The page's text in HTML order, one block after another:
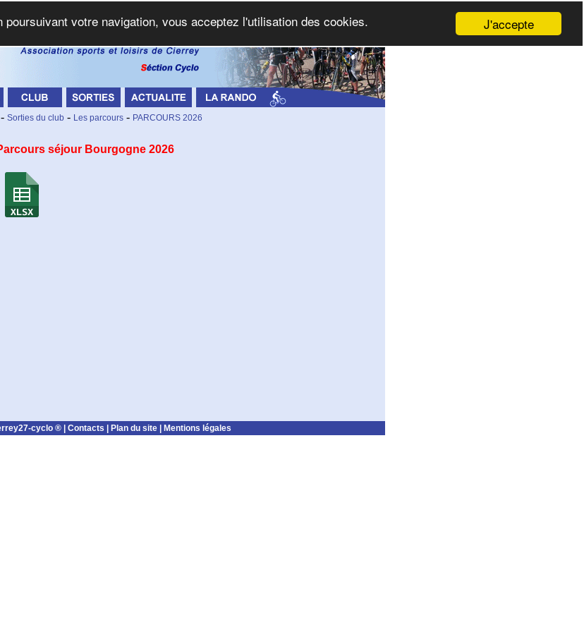
- Sorties du club - Les parcours - PARCOURS 2026
séjour Bourgogne 2026
cyclo ® | Contacts Plan du site Mentions légales
J'accepte
votre navigation, vous acceptez l'utilisation des cookies.